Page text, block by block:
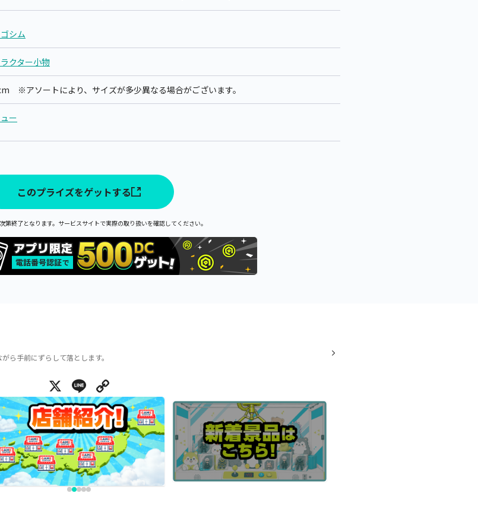
シム
クター小物
※アソートにより、サイズが多少異なる場合がございます。
ー
このプライズをゲットする
第終了となります。サービスサイトで実際の取り扱いを確認してください。
ら手前にずらして落とします。
X Line